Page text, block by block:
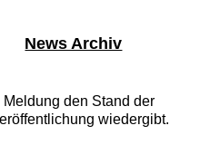
News Archiv
den Stand der
wiedergibt.